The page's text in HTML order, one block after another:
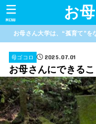
お
MENU
お母さん大学は、“孤育て”
母ゴコロ 2025.07.01
お母さんにできる